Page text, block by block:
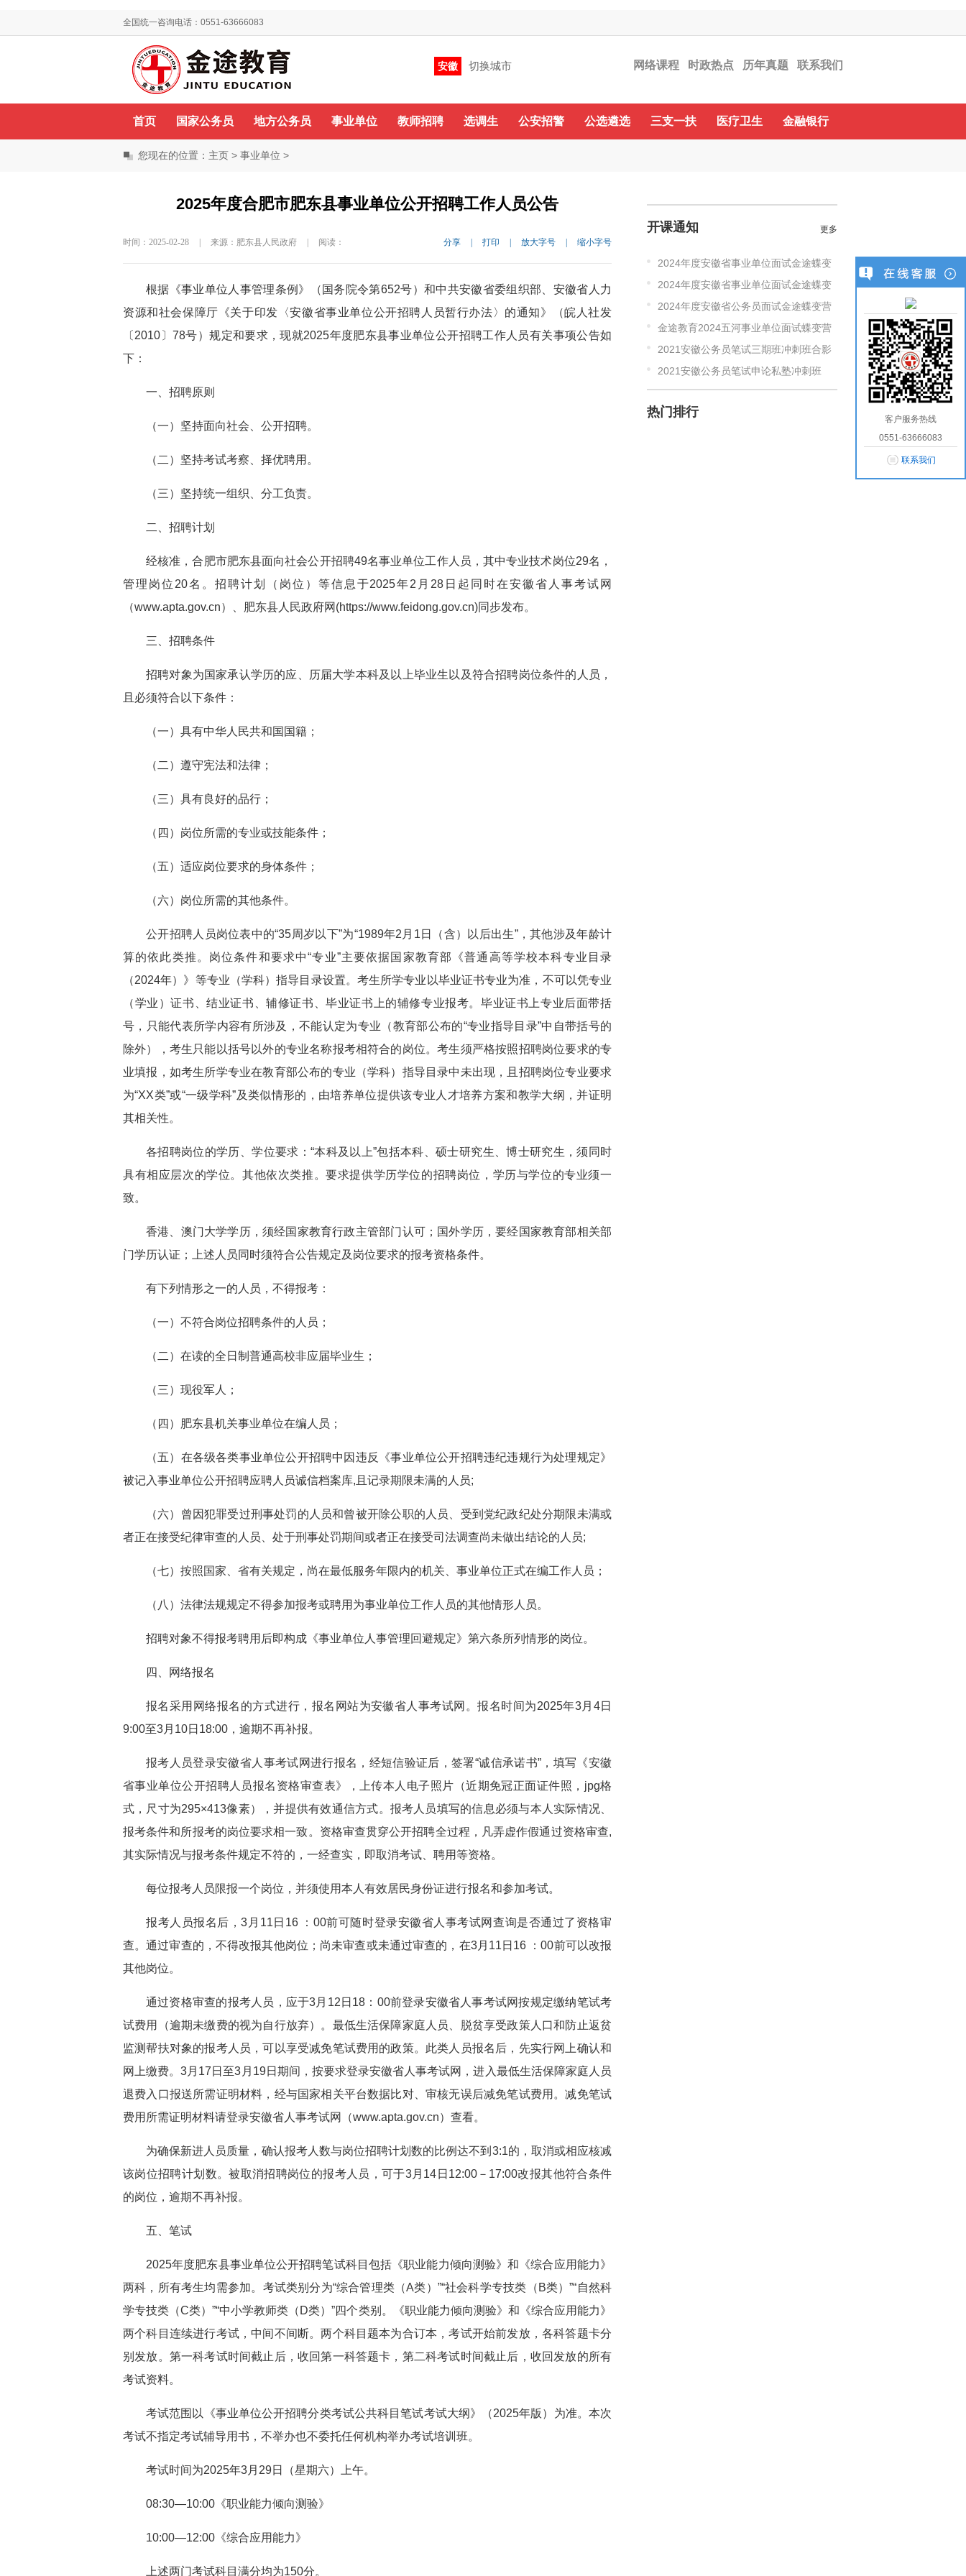
全国统一咨询电话：0551-63666083
你好，欢迎来到金途教育！
QQ群
QQ群：479852545 288714547
安徽 切换城市 网络课程 时政热点 历年真题 联系我们
首页 国家公务员 地方公务员 事业单位 教师招聘 选调生 公安招警 公选遴选 三支一扶 医疗卫生 金融银行
您现在的位置： 主页 > 事业单位 >
2025年度合肥市肥东县事业单位公开招聘工作人员公告
时间：2025-02-28 来源：肥东县人民政府 阅读： 分享 打印 放大字号 缩小字号
根据《事业单位人事管理条例》（国务院令第652号）和中共安徽省委组织部、安徽省人力
资源和社会保障厅《关于印发〈安徽省事业单位公开招聘人员暂行办法〉的通知》（皖人社发
〔2010〕78号）规定和要求，现就2025年度肥东县事业单位公开招聘工作人员有关事项公告如
下：
一、招聘原则
（一）坚持面向社会、公开招聘。
（二）坚持考试考察、择优聘用。
（三）坚持统一组织、分工负责。
二、招聘计划
经核准，合肥市肥东县面向社会公开招聘49名事业单位工作人员，其中专业技术岗位29名，
管理岗位20名。招聘计划（岗位）等信息于2025年2月28日起同时在安徽省人事考试网
（www.apta.gov.cn）、肥东县人民政府网(https://www.feidong.gov.cn)同步发布。
三、招聘条件
招聘对象为国家承认学历的应、历届大学本科及以上毕业生以及符合招聘岗位条件的人员，
且必须符合以下条件：
（一）具有中华人民共和国国籍；
（二）遵守宪法和法律；
（三）具有良好的品行；
（四）岗位所需的专业或技能条件；
（五）适应岗位要求的身体条件；
（六）岗位所需的其他条件。
公开招聘人员岗位表中的“35周岁以下”为“1989年2月1日（含）以后出生”，其他涉及年龄计
算的依此类推。岗位条件和要求中“专业”主要依据国家教育部《普通高等学校本科专业目录
（2024年）》等专业（学科）指导目录设置。考生所学专业以毕业证书专业为准，不可以凭专业
（学业）证书、结业证书、辅修证书、毕业证书上的辅修专业报考。毕业证书上专业后面带括
号，只能代表所学内容有所涉及，不能认定为专业（教育部公布的“专业指导目录”中自带括号的
除外），考生只能以括号以外的专业名称报考相符合的岗位。考生须严格按照招聘岗位要求的专
业填报，如考生所学专业在教育部公布的专业（学科）指导目录中未出现，且招聘岗位专业要求
为“XX类”或“一级学科”及类似情形的，由培养单位提供该专业人才培养方案和教学大纲，并证明
其相关性。
各招聘岗位的学历、学位要求：“本科及以上”包括本科、硕士研究生、博士研究生，须同时
具有相应层次的学位。其他依次类推。要求提供学历学位的招聘岗位，学历与学位的专业须一
致。
香港、澳门大学学历，须经国家教育行政主管部门认可；国外学历，要经国家教育部相关部
门学历认证；上述人员同时须符合公告规定及岗位要求的报考资格条件。
有下列情形之一的人员，不得报考：
（一）不符合岗位招聘条件的人员；
（二）在读的全日制普通高校非应届毕业生；
（三）现役军人；
（四）肥东县机关事业单位在编人员；
（五）在各级各类事业单位公开招聘中因违反《事业单位公开招聘违纪违规行为处理规定》
被记入事业单位公开招聘应聘人员诚信档案库,且记录期限未满的人员;
（六）曾因犯罪受过刑事处罚的人员和曾被开除公职的人员、受到党纪政纪处分期限未满或
者正在接受纪律审查的人员、处于刑事处罚期间或者正在接受司法调查尚未做出结论的人员;
（七）按照国家、省有关规定，尚在最低服务年限内的机关、事业单位正式在编工作人员；
（八）法律法规规定不得参加报考或聘用为事业单位工作人员的其他情形人员。
招聘对象不得报考聘用后即构成《事业单位人事管理回避规定》第六条所列情形的岗位。
四、网络报名
报名采用网络报名的方式进行，报名网站为安徽省人事考试网。报名时间为2025年3月4日
9:00至3月10日18:00，逾期不再补报。
报考人员登录安徽省人事考试网进行报名，经短信验证后，签署“诚信承诺书”，填写《安徽
省事业单位公开招聘人员报名资格审查表》，上传本人电子照片（近期免冠正面证件照，jpg格
式，尺寸为295×413像素），并提供有效通信方式。报考人员填写的信息必须与本人实际情况、
报考条件和所报考的岗位要求相一致。资格审查贯穿公开招聘全过程，凡弄虚作假通过资格审查,
其实际情况与报考条件规定不符的，一经查实，即取消考试、聘用等资格。
每位报考人员限报一个岗位，并须使用本人有效居民身份证进行报名和参加考试。
报考人员报名后，3月11日16 ：00前可随时登录安徽省人事考试网查询是否通过了资格审
查。通过审查的，不得改报其他岗位；尚未审查或未通过审查的，在3月11日16 ：00前可以改报
其他岗位。
通过资格审查的报考人员，应于3月12日18：00前登录安徽省人事考试网按规定缴纳笔试考
试费用（逾期未缴费的视为自行放弃）。最低生活保障家庭人员、脱贫享受政策人口和防止返贫
监测帮扶对象的报考人员，可以享受减免笔试费用的政策。此类人员报名后，先实行网上确认和
网上缴费。3月17日至3月19日期间，按要求登录安徽省人事考试网，进入最低生活保障家庭人员
退费入口报送所需证明材料，经与国家相关平台数据比对、审核无误后减免笔试费用。减免笔试
费用所需证明材料请登录安徽省人事考试网（www.apta.gov.cn）查看。
为确保新进人员质量，确认报考人数与岗位招聘计划数的比例达不到3:1的，取消或相应核减
该岗位招聘计划数。被取消招聘岗位的报考人员，可于3月14日12:00－17:00改报其他符合条件
的岗位，逾期不再补报。
五、笔试
2025年度肥东县事业单位公开招聘笔试科目包括《职业能力倾向测验》和《综合应用能力》
两科，所有考生均需参加。考试类别分为“综合管理类（A类）”“社会科学专技类（B类）”“自然科
学专技类（C类）”“中小学教师类（D类）”四个类别。《职业能力倾向测验》和《综合应用能力》
两个科目连续进行考试，中间不间断。两个科目题本为合订本，考试开始前发放，各科答题卡分
别发放。第一科考试时间截止后，收回第一科答题卡，第二科考试时间截止后，收回发放的所有
考试资料。
考试范围以《事业单位公开招聘分类考试公共科目笔试考试大纲》（2025年版）为准。本次
考试不指定考试辅导用书，不举办也不委托任何机构举办考试培训班。
考试时间为2025年3月29日（星期六）上午。
08:30—10:00《职业能力倾向测验》
10:00—12:00《综合应用能力》
上述两门考试科目满分均为150分。
更多
开课通知
2024年度安徽省事业单位面试金途蝶变
营
2024年度安徽省事业单位面试金途蝶变
营
2024年度安徽省公务员面试金途蝶变营
金途教育2024五河事业单位面试蝶变营
2021安徽公务员笔试三期班冲刺班合影
2021安徽公务员笔试申论私塾冲刺班
热门排行
客户服务热线
0551-63666083
联系我们